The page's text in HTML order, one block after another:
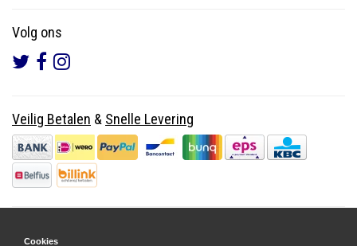
Volg ons
Veilig Betalen & Snelle Levering
Cookies